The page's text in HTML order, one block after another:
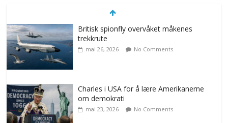
Britisk spionfly overvåket måkenes
trekkrute
mai 26, 2026 No Comments
Charles i USA for å lære Amerikanerne
om demokrati
mai 23, 2026 No Comments